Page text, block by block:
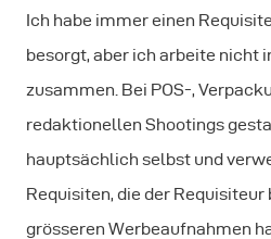
Ich habe immer einen
besorgt, aber ich arbeite nicht
zusammen. Bei POS-,
redaktionellen Shootings
hauptsächlich selbst und
Requisiten, die der Requisiteur
grösseren Werbeaufnahmen